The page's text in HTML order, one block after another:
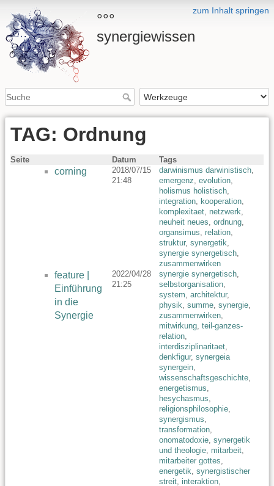
zum Inhalt springen
°°°
synergiewissen
TAG: Ordnung
Seite Datum Tags
corning
2018/07/15
21:48
darwinismus darwinistisch,
emergenz, evolution,
holismus holistisch,
integration, kooperation,
komplexitaet, netzwerk,
neuheit neues, ordnung,
organsimus, relation,
struktur, synergetik,
synergie synergetisch,
zusammenwirken
feature |
Einführung
in die
Synergie
2022/04/28
21:25
synergie synergetisch,
selbstorganisation,
system, architektur,
physik, summe, synergie,
zusammenwirken,
mitwirkung, teil-ganzes-
relation,
interdisziplinaritaet,
denkfigur, synergeia
synergein,
wissenschaftsgeschichte,
energetismus,
hesychasmus,
religionsphilosophie,
synergismus,
transformation,
onomatodoxie, synergetik
und theologie, mitarbeit,
mitarbeiter gottes,
energetik, synergistischer
streit, interaktion,